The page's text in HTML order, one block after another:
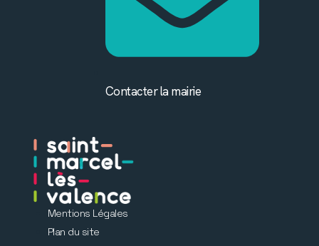
Mentions Légales
Plan du site
Contacter la mairie